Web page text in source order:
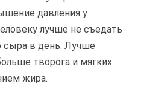
давления у
лучше не съедать
сыра в день. Лучше
творога и мягких
жира.